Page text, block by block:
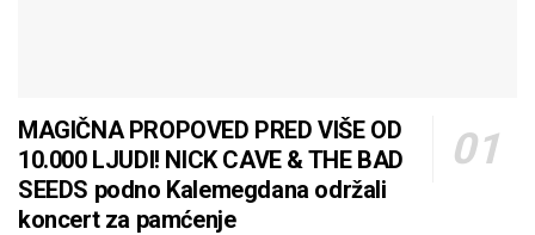
MAGIČNA PROPOVED PRED VIŠE OD
10.000 LJUDI! NICK CAVE & THE BAD
SEEDS podno Kalemegdana održali
koncert za pamćenje